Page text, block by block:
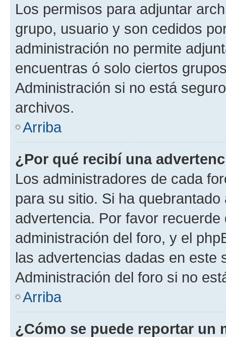
Los permisos para adjuntar
grupo, usuario y son cedidos
administración no permite
encuentras ó solo ciertos
Administración si no está
archivos.
Arriba
¿Por qué recibí una
Los administradores de cada
para su sitio. Si ha
advertencia. Por favor
administración del foro, y el
las advertencias dadas en este
Administración del foro si no
Arriba
¿Cómo se puede reportar un